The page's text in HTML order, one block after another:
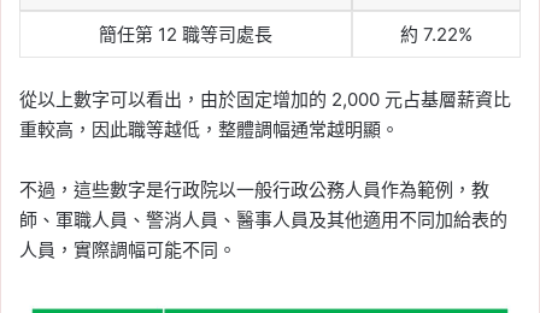
簡任第 12 職等司處長 約 7.22%
從以上數字可以看出，由於固定增加的 2,000 元占基層薪資比
重較高，因此職等越低，整體調幅通常越明顯。
不過，這些數字是行政院以一般行政公務人員作為範例，教
師、軍職人員、警消人員、醫事人員及其他適用不同加給表的
人員，實際調幅可能不同。